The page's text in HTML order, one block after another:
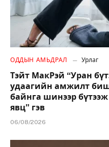
ОДДЫН АМЬДРАЛ Урлаг
Тэйт МакРэй “Уран
удаагийн амжилт
байнга шинээр
явц” гэв
06/08/2026